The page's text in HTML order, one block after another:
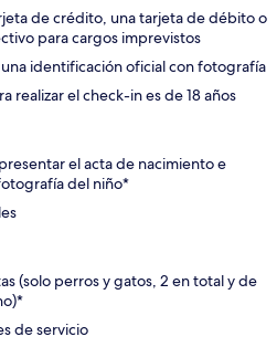
de crédito, una tarjeta de débito o
para cargos imprevistos
identificación oficial con fotografía
realizar el check-in es de 18 años
el acta de nacimiento e
del niño*
(solo perros y gatos, 2 en total y de
de servicio